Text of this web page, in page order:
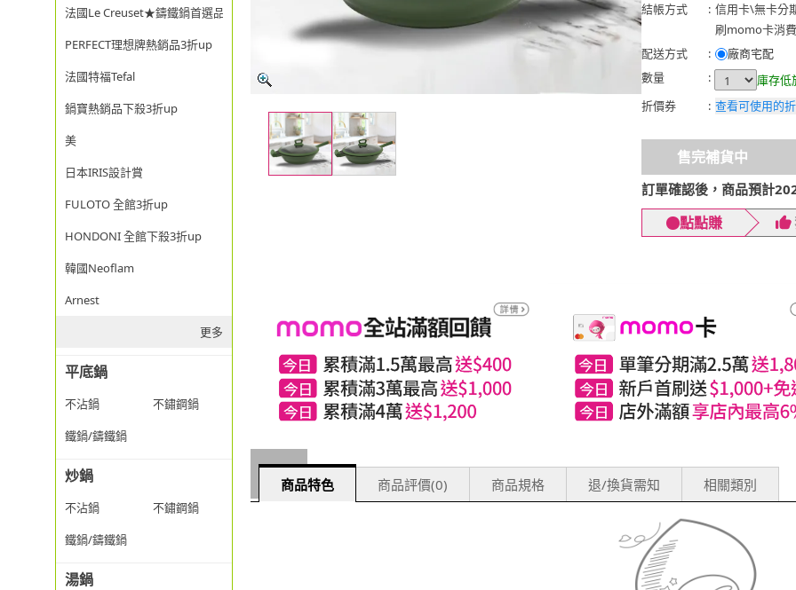
法國Le Creuset★鑄鐵鍋首選品牌
PERFECT理想牌熱銷品3折up
法國特福Tefal
鍋寶熱銷品下殺3折up
美
日本IRIS設計賞
FULOTO 全館3折up
HONDONI 全館下殺3折up
韓國Neoflam
Arnest
更多
平底鍋
不沾鍋
不鏽鋼鍋
鐵鍋/鑄鐵鍋
炒鍋
不沾鍋
不鏽鋼鍋
鐵鍋/鑄鐵鍋
湯鍋
結帳方式 : 信用卡\無卡分
刷momo卡消
配送方式
:
廠商宅配
數量
: 庫存低
折價券
: 查看可使用的
售完補貨中
訂單確認後，商品預計
點點賺
商品特色 商品評價(0) 商品規格 退/換貨需知 相關類別